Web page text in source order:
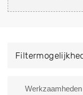
naar de sloop of
van Doldersum
Zoekt u liever